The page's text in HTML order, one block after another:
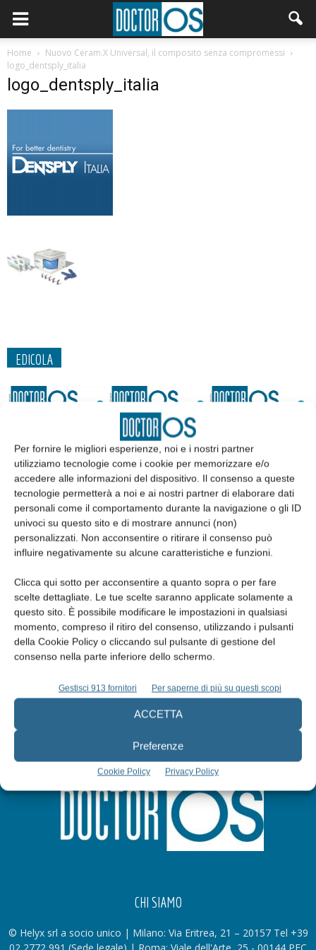
Per fornire le migliori esperienze, noi e i nostri partner
utilizziamo tecnologie come i cookie per memorizzare e/o
accedere alle informazioni del dispositivo. Il consenso a queste
tecnologie permetterà a noi e ai nostri partner di elaborare dati
personali come il comportamento durante la navigazione o gli ID
univoci su questo sito e di mostrare annunci (non)
personalizzati. Non acconsentire o ritirare il consenso può
influire negativamente su alcune caratteristiche e funzioni.
Clicca qui sotto per acconsentire a quanto sopra o per fare
scelte dettagliate. Le tue scelte saranno applicate solamente a
questo sito. È possibile modificare le impostazioni in qualsiasi
momento, compreso il ritiro del consenso, utilizzando i pulsanti
della Cookie Policy o cliccando sul pulsante di gestione del
consenso nella parte inferiore dello schermo.
Gestisci 913 fornitori Per saperne di più su questi scopi
ACCETTA
Preferenze
Cookie Policy Privacy Policy
Home
Nuovo Ceram.X Universal, il composito senza compromessi
logo_dentsply_italia
logo_dentsply_italia
EDICOLA
Edicola web
Abbonati
Iscriviti alla newsletter
CHI SIAMO
© Helyx srl a socio unico | Milano: Via Eritrea, 21 – 20157 Tel +39